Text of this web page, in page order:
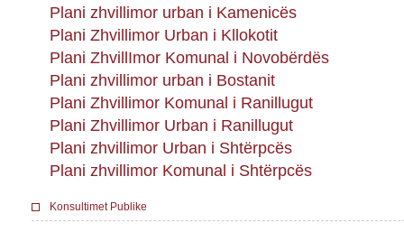
Plani zhvillimor urban i Kamenicës
Plani Zhvillimor Urban i Kllokotit
Plani ZhvillImor Komunal i Novobërdës
Plani zhvillimor urban i Bostanit
Plani Zhvillimor Komunal i Ranillugut
Plani Zhvillimor Urban i Ranillugut
Plani zhvillimor Urban i Shtërpcës
Plani zhvillimor Komunal i Shtërpcës
Konsultimet Publike